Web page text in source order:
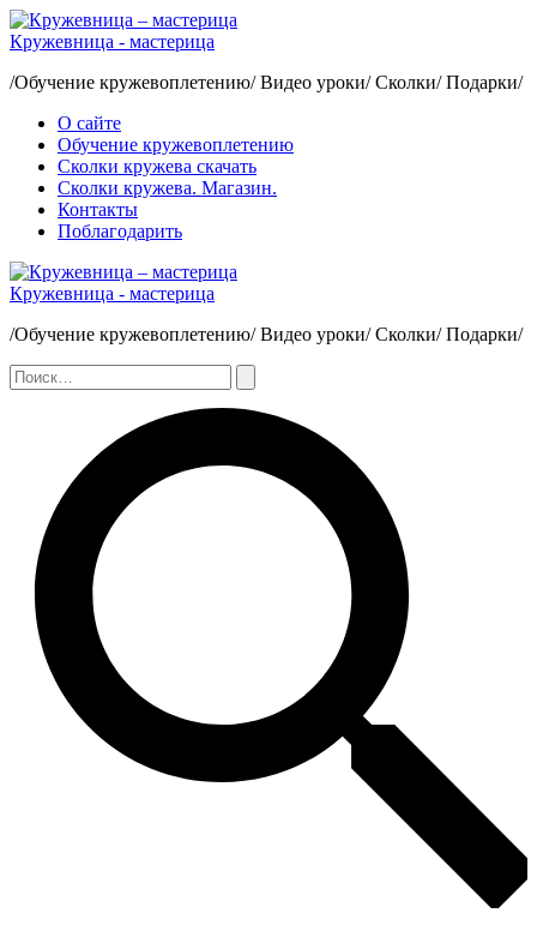
Перейти
к
Кружевница - мастерица
/Обучение кружевоплетению/ Видео уроки/ Сколки/ Подарки/
О сайте
Обучение кружевоплетению
Сколки кружева скачать
Сколки кружева. Магазин.
Контакты
Поблагодарить
Кружевница - мастерица
/Обучение кружевоплетению/ Видео уроки/ Сколки/ Подарки/
Поиск: